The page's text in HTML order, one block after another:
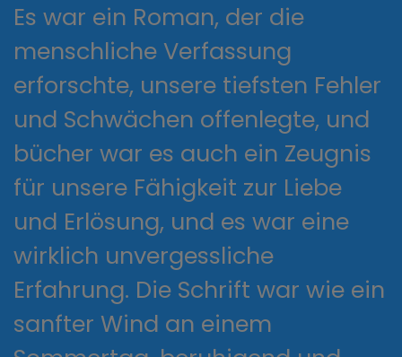
Es war ein Roman, der die
menschliche Verfassung
erforschte, unsere tiefsten Fehler
und Schwächen offenlegte, und
bücher war es auch ein Zeugnis
für unsere Fähigkeit zur Liebe
und Erlösung, und es war eine
wirklich unvergessliche
Erfahrung. Die Schrift war wie ein
sanfter Wind an einem